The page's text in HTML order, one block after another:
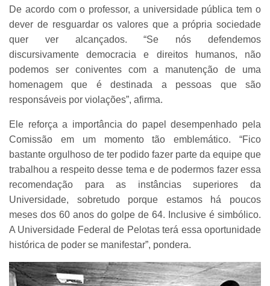
De acordo com o professor, a universidade pública tem o
dever de resguardar os valores que a própria sociedade
quer ver alcançados. “Se nós defendemos
discursivamente democracia e direitos humanos, não
podemos ser coniventes com a manutenção de uma
homenagem que é destinada a pessoas que são
responsáveis por violações”, afirma.
Ele reforça a importância do papel desempenhado pela
Comissão em um momento tão emblemático. “Fico
bastante orgulhoso de ter podido fazer parte da equipe que
trabalhou a respeito desse tema e de podermos fazer essa
recomendação para as instâncias superiores da
Universidade, sobretudo porque estamos há poucos
meses dos 60 anos do golpe de 64. Inclusive é simbólico.
A Universidade Federal de Pelotas terá essa oportunidade
histórica de poder se manifestar”, pondera.